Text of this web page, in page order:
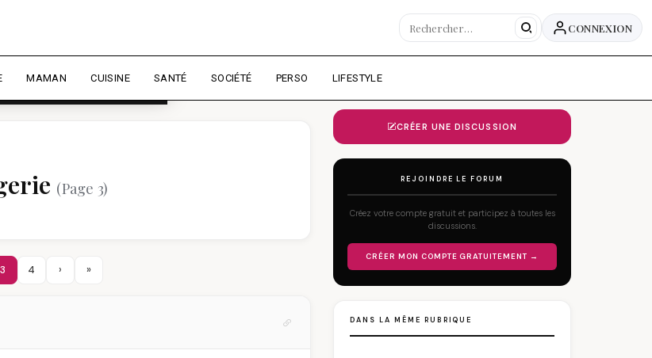
l'audience. CONNEXION
MAMAN CUISINE SANTÉ SOCIÉTÉ PERSO LIFESTYLE
(Page 3)
3 4 › »
CRÉER UNE DISCUSSION
REJOINDRE LE FORUM
Créez votre compte gratuit et participez à toutes les
discussions.
CRÉER MON COMPTE GRATUITEMENT →
DANS LA MÊME RUBRIQUE